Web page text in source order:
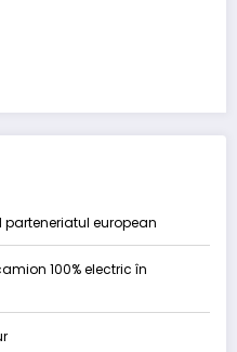
parteneriatul european
100% electric în